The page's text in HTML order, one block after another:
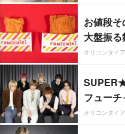
お値段
大盤振る
オリコンタイ
フューチ
オリコンタイ